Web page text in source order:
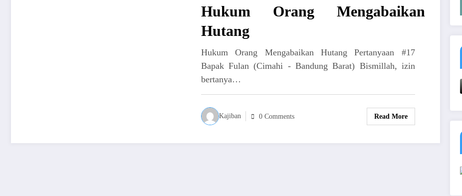
Hukum Orang Mengabaikan
Hutang
Hukum Orang Mengabaikan Hutang Pertanyaan #17
Bapak Fulan (Cimahi - Bandung Barat) Bismillah, izin
bertanya…
Kajiban 0 Comments Read More